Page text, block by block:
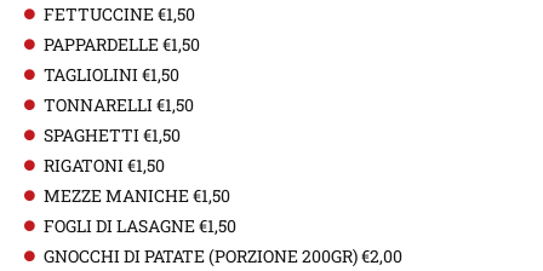
FETTUCCINE €1,50
PAPPARDELLE €1,50
TAGLIOLINI €1,50
TONNARELLI €1,50
SPAGHETTI €1,50
RIGATONI €1,50
MEZZE MANICHE €1,50
FOGLI DI LASAGNE €1,50
GNOCCHI DI PATATE (PORZIONE 200GR) €2,00